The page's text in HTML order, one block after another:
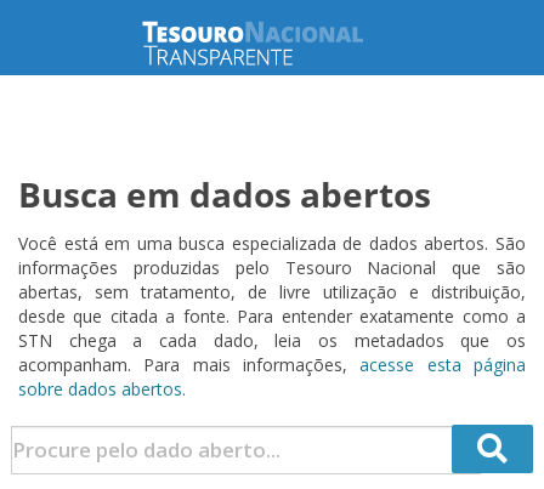
Busca em dados abertos
Você está em uma busca especializada de dados abertos. São
informações produzidas pelo Tesouro Nacional que são
abertas, sem tratamento, de livre utilização e distribuição,
desde que citada a fonte. Para entender exatamente como a
STN chega a cada dado, leia os metadados que os
acompanham. Para mais informações,acesse esta página
sobre dados abertos.